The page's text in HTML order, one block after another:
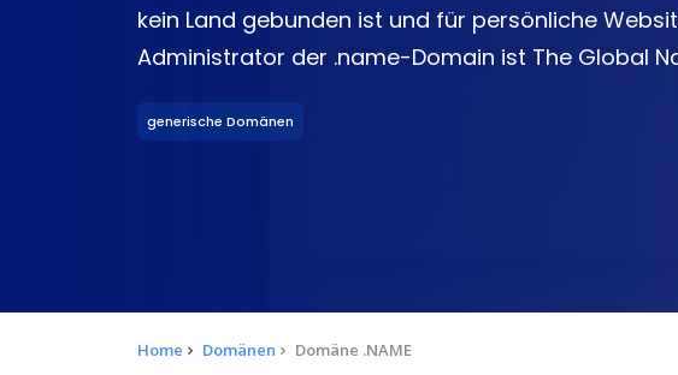
kein Land gebunden ist und für persönliche
Administrator der .name-Domain ist The Global
generische Domänen
Home Domänen Domäne .NAME